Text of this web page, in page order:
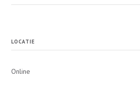
LOCATIE
Online